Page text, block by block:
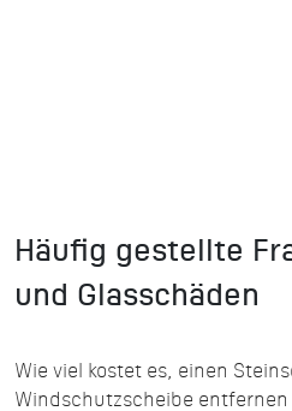
Häufig gestellte
und Glasschäden
Wie viel kostet es, einen
Windschutzscheibe entfernen